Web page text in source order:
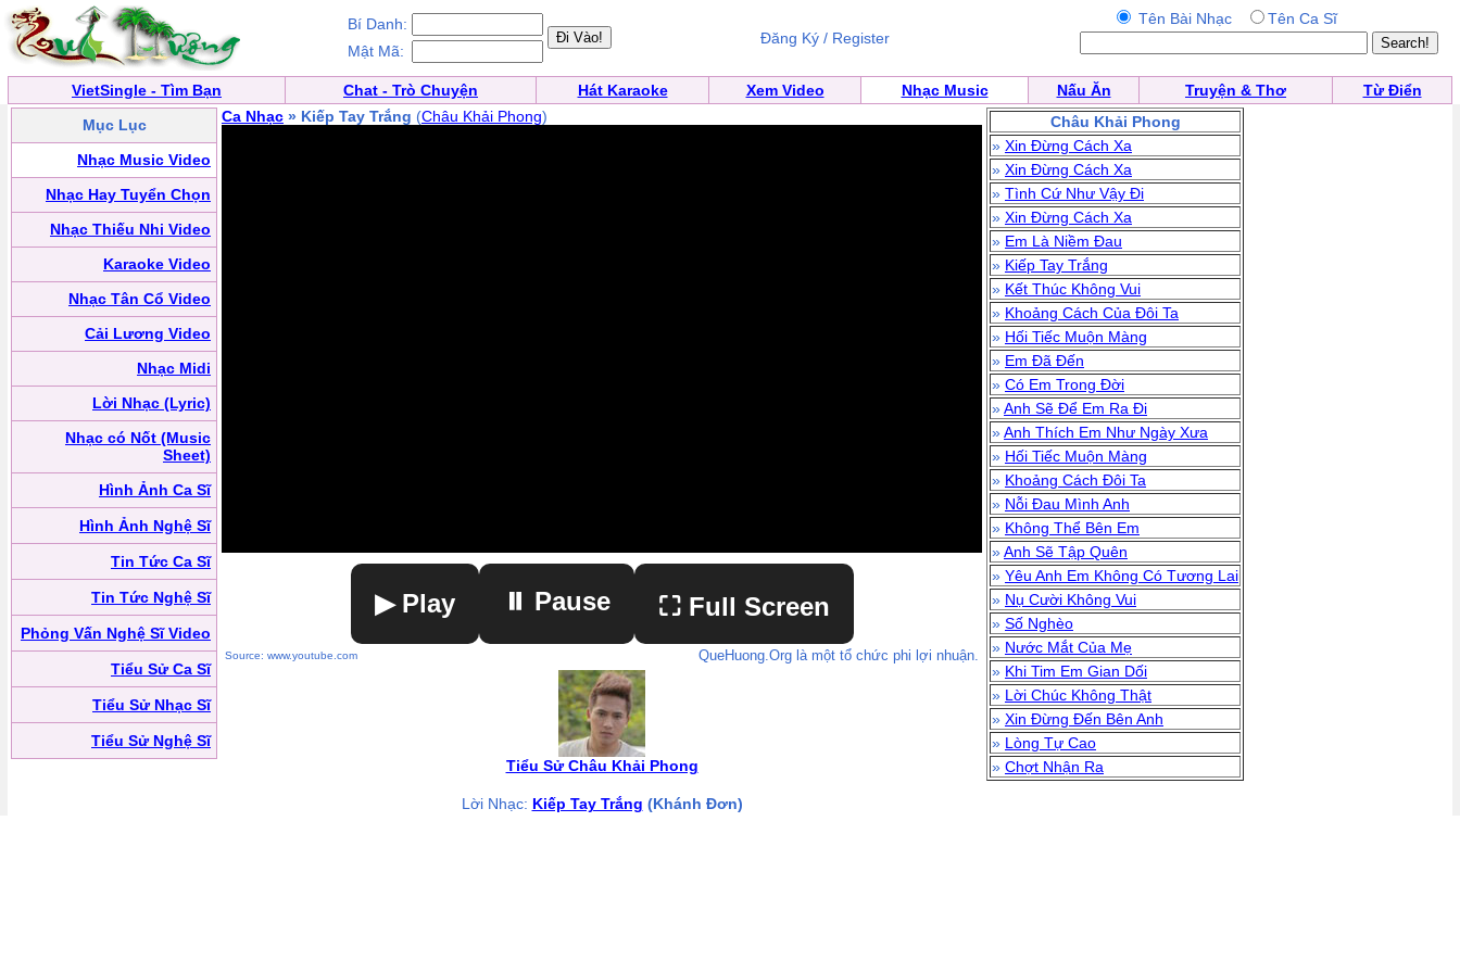
Bí Danh:
Mật Mã:
Đăng Ký / Register
Tên Bài Nhạc Tên Ca Sĩ
VietSingle - Tìm Bạn Chat - Trò Chuyện Hát Karaoke Xem Video Nhạc Music Nấu Ăn Truyện & Thơ
Từ Điển
Mục Lục
Nhạc Music Video
Nhạc Hay Tuyển Chọn
Nhạc Thiếu Nhi Video
Karaoke Video
Nhạc Tân Cổ Video
Cải Lương Video
Nhạc Midi
Lời Nhạc (Lyric)
Nhạc có Nốt (Music
Sheet)
Hình Ảnh Ca Sĩ
Hình Ảnh Nghệ Sĩ
Tin Tức Ca Sĩ
Tin Tức Nghệ Sĩ
Phỏng Vấn Nghệ Sĩ Video
Tiểu Sử Ca Sĩ
Tiểu Sử Nhạc Sĩ
Tiểu Sử Nghệ Sĩ
Ca Nhạc » Kiếp Tay Trắng (Châu Khải Phong)
▶ Play
▶ Play ⏸ Pause ⛶ Full Screen
Source: www.youtube.com QueHuong.Org là một tổ chức phi lợi nhuận.
Tiểu Sử Châu Khải Phong
Lời Nhạc: Kiếp Tay Trắng (Khánh Đơn)
Châu Khải Phong
» Xin Đừng Cách Xa
» Xin Đừng Cách Xa
» Tình Cứ Như Vậy Đi
» Xin Đừng Cách Xa
» Em Là Niềm Đau
» Kiếp Tay Trắng
» Kết Thúc Không Vui
» Khoảng Cách Của Đôi Ta
» Hối Tiếc Muộn Màng
» Em Đã Đến
» Có Em Trong Đời
»Anh Sẽ Để Em Ra Đi
»Anh Thích Em Như Ngày Xưa
» Hối Tiếc Muộn Màng
» Khoảng Cách Đôi Ta
» Nỗi Đau Mình Anh
» Không Thể Bên Em
»Anh Sẽ Tập Quên
» Yêu Anh Em Không Có Tương Lai
» Nụ Cười Không Vui
» Số Nghèo
» Nước Mắt Của Mẹ
» Khi Tim Em Gian Dối
» Lời Chúc Không Thật
» Xin Đừng Đến Bên Anh
» Lòng Tự Cao
» Chợt Nhận Ra